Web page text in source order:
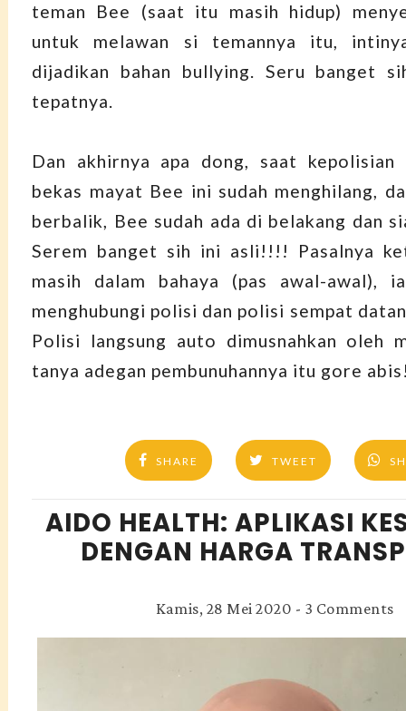
teman Bee (saat itu masih hidup)
untuk melawan si temannya itu,
dijadikan bahan bullying. Seru banget
tepatnya.
Dan akhirnya apa dong, saat kepolisian
bekas mayat Bee ini sudah menghilang,
berbalik, Bee sudah ada di belakang dan
Serem banget sih ini asli!!!! Pasalnya
masih dalam bahaya (pas awal-awal),
menghubungi polisi dan polisi sempat
Polisi langsung auto dimusnahkan oleh
tanya adegan pembunuhannya itu gore
SHARE TWEET
AIDO HEALTH: APLIKASI
DENGAN HARGA
Kamis, 28 Mei 2020 - 3 Comments